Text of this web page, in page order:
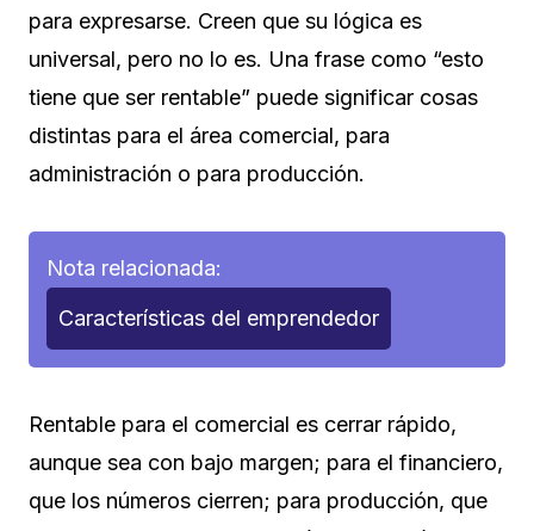
para expresarse. Creen que su lógica es
universal, pero no lo es. Una frase como “esto
tiene que ser rentable” puede significar cosas
distintas para el área comercial, para
administración o para producción.
Nota relacionada:
Características del emprendedor
Rentable para el comercial es cerrar rápido,
aunque sea con bajo margen; para el financiero,
que los números cierren; para producción, que